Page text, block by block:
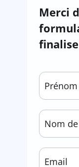
Merci